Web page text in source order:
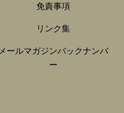
免責事項
リンク集
メールマガジンバックナンバ
ー